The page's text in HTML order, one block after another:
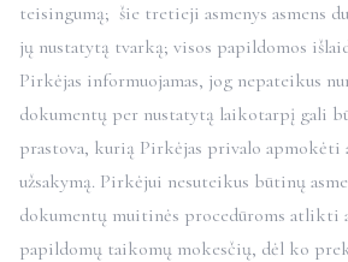
teisingumą; šie tretieji asmenys asmens
jų nustatytą tvarką; visos papildomos
Pirkėjas informuojamas, jog nepateikus
dokumentų per nustatytą laikotarpį gali
prastova, kurią Pirkėjas privalo apmokėti
užsakymą. Pirkėjui nesuteikus būtinų
dokumentų muitinės procedūroms atlikti
papildomų taikomų mokesčių, dėl ko